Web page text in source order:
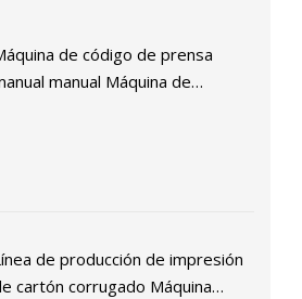
de código de prensa
manual Máquina de
de producción de impresión
cartón corrugado Máquina